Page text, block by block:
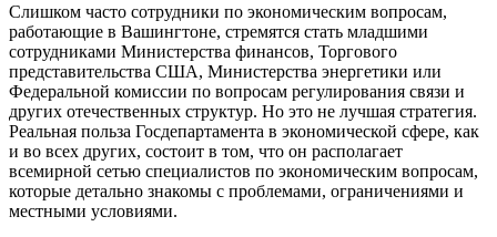
Слишком часто сотрудники по экономическим вопросам,
работающие в Вашингтоне, стремятся стать младшими
сотрудниками Министерства финансов, Торгового
представительства США, Министерства энергетики или
Федеральной комиссии по вопросам регулирования связи и
других отечественных структур. Но это не лучшая стратегия.
Реальная польза Госдепартамента в экономической сфере, как
и во всех других, состоит в том, что он располагает
всемирной сетью специалистов по экономическим вопросам,
которые детально знакомы с проблемами, ограничениями и
местными условиями.